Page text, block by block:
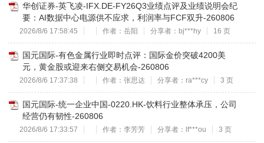
华创证券-英飞凌-IFX.DE-FY26Q3业绩点评及业绩说明会纪
要：AI数据中心电源供不应求，利润率与FCF双升-260806
2026/8/6 17:58:45 作者：岳阳 分享者：bj***hy 16 页
国元国际-有色金属行业即时点评：国际金价突破4200美
元，黄金股或迎来右侧交易机会-260806
2026/8/6 17:37:38 作者：张思达 分享者：ra***cy 3 页
国元国际-统一企业中国-0220.HK-饮料行业整体承压，公司
经营仍有韧性-260806
2026/8/6 17:33:57 作者：李芳芳 分享者：lf***ou 3 页